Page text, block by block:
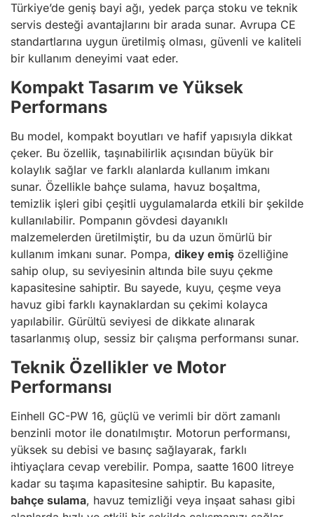
Türkiye’de geniş bayi ağı, yedek parça stoku ve teknik
servis desteği avantajlarını bir arada sunar. Avrupa CE
standartlarına uygun üretilmiş olması, güvenli ve kaliteli
bir kullanım deneyimi vaat eder.
Kompakt Tasarım ve Yüksek
Performans
Bu model, kompakt boyutları ve hafif yapısıyla dikkat
çeker. Bu özellik, taşınabilirlik açısından büyük bir
kolaylık sağlar ve farklı alanlarda kullanım imkanı
sunar. Özellikle bahçe sulama, havuz boşaltma,
temizlik işleri gibi çeşitli uygulamalarda etkili bir şekilde
kullanılabilir. Pompanın gövdesi dayanıklı
malzemelerden üretilmiştir, bu da uzun ömürlü bir
kullanım imkanı sunar. Pompa, dikey emiş özelliğine
sahip olup, su seviyesinin altında bile suyu çekme
kapasitesine sahiptir. Bu sayede, kuyu, çeşme veya
havuz gibi farklı kaynaklardan su çekimi kolayca
yapılabilir. Gürültü seviyesi de dikkate alınarak
tasarlanmış olup, sessiz bir çalışma performansı sunar.
Teknik Özellikler ve Motor
Performansı
Einhell GC-PW 16, güçlü ve verimli bir dört zamanlı
benzinli motor ile donatılmıştır. Motorun performansı,
yüksek su debisi ve basınç sağlayarak, farklı
ihtiyaçlara cevap verebilir. Pompa, saatte 1600 litreye
kadar su taşıma kapasitesine sahiptir. Bu kapasite,
bahçe sulama, havuz temizliği veya inşaat sahası gibi